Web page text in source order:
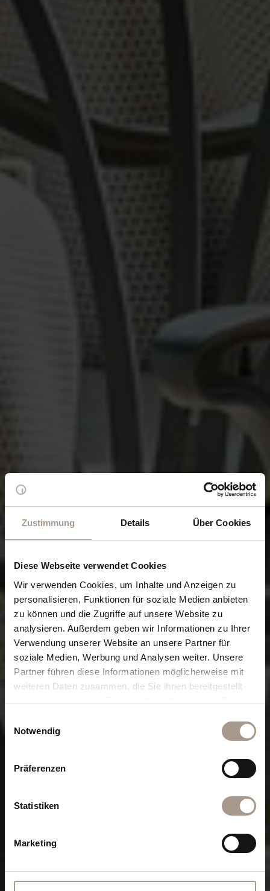
Zustimmung Details Über Cookies
Diese Webseite verwendet Cookies
Wir verwenden Cookies, um Inhalte und Anzeigen zu
personalisieren, Funktionen für soziale Medien anbieten
zu können und die Zugriffe auf unsere Website zu
analysieren. Außerdem geben wir Informationen zu Ihrer
Verwendung unserer Website an unsere Partner für
soziale Medien, Werbung und Analysen weiter. Unsere
Partner führen diese Informationen möglicherweise mit
weiteren Daten zusammen, die Sie ihnen bereitgestellt
haben oder die sie im Rahmen Ihrer Nutzung der Dienste
Notwendig
Präferenzen
Statistiken
Marketing